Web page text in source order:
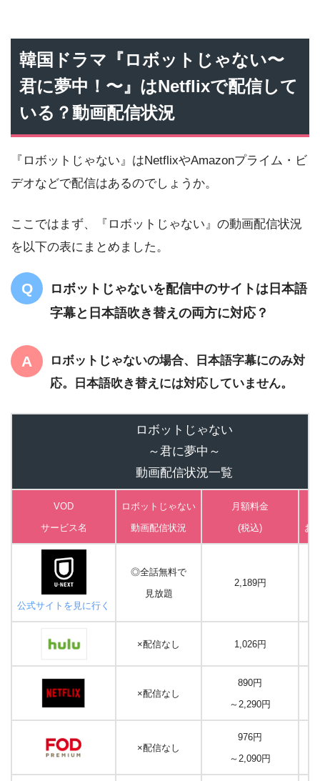
韓国ドラマ『ロボットじゃない〜
君に夢中！〜』はNetflixで配信して
いる？動画配信状況
『ロボットじゃない』はNetflixやAmazonプライム・ビ
デオなどで配信はあるのでしょうか。
ここではまず、『ロボットじゃない』の動画配信状況
を以下の表にまとめました。
ロボットじゃないを配信中のサイトは日本語
字幕と日本語吹き替えの両方に対応？
ロボットじゃないの場合、日本語字幕にのみ対
応。日本語吹き替えには対応していません。
ロボットじゃない
～君に夢中～
動画配信状況一覧
VOD
サービス名
ロボットじゃない
動画配信状況
月額料金
(税込) お
公式サイトを見に行く
◎全話無料で
見放題
2,189円
×配信なし 1,026円
×配信なし
890円
～2,290円
×配信なし
976円
～2,090円